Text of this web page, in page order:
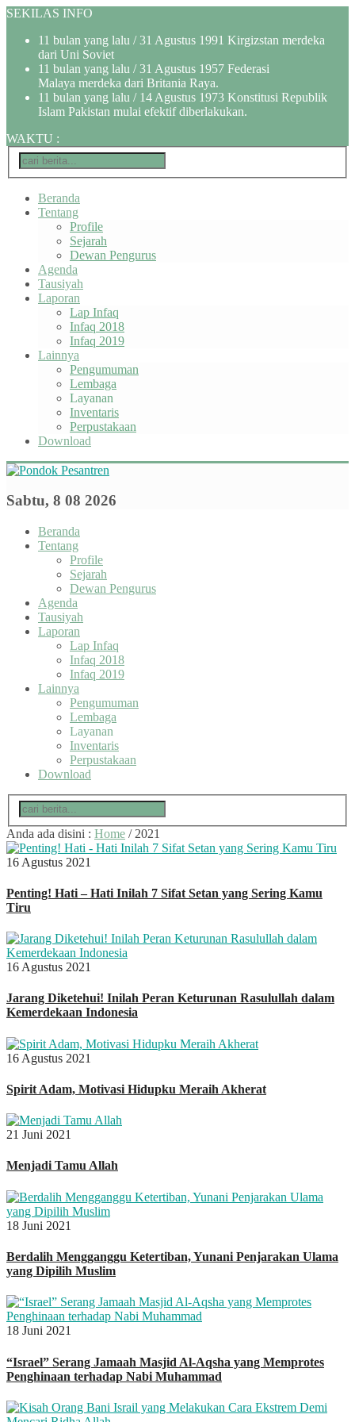
SEKILAS INFO
11 bulan yang lalu / 31 Agustus 1991 Kirgizstan merdeka
dari Uni Soviet
11 bulan yang lalu / 31 Agustus 1957 Federasi
Malaya merdeka dari Britania Raya.
11 bulan yang lalu / 14 Agustus 1973 Konstitusi Republik
Islam Pakistan mulai efektif diberlakukan.
WAKTU :
Beranda
Tentang
Profile
Sejarah
Dewan Pengurus
Agenda
Tausiyah
Laporan
Lap Infaq
Infaq 2018
Infaq 2019
Lainnya
Pengumuman
Lembaga
Layanan
Inventaris
Perpustakaan
Download
Sabtu, 8 08 2026
Beranda
Tentang
Profile
Sejarah
Dewan Pengurus
Agenda
Tausiyah
Laporan
Lap Infaq
Infaq 2018
Infaq 2019
Lainnya
Pengumuman
Lembaga
Layanan
Inventaris
Perpustakaan
Download
Anda ada disini : Home / 2021
16 Agustus 2021
Penting! Hati – Hati Inilah 7 Sifat Setan yang Sering Kamu
Tiru
16 Agustus 2021
Jarang Diketehui! Inilah Peran Keturunan Rasulullah dalam
Kemerdekaan Indonesia
16 Agustus 2021
Spirit Adam, Motivasi Hidupku Meraih Akherat
21 Juni 2021
Menjadi Tamu Allah
18 Juni 2021
Berdalih Mengganggu Ketertiban, Yunani Penjarakan Ulama
yang Dipilih Muslim
18 Juni 2021
“Israel” Serang Jamaah Masjid Al-Aqsha yang Memprotes
Penghinaan terhadap Nabi Muhammad